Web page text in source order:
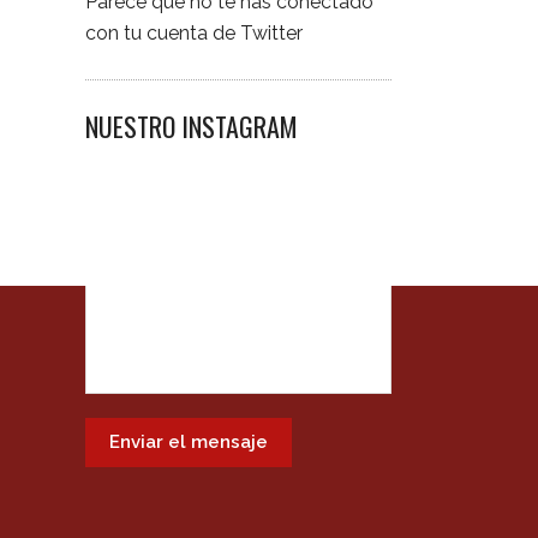
con tu cuenta de Twitter
NUESTRO INSTAGRAM